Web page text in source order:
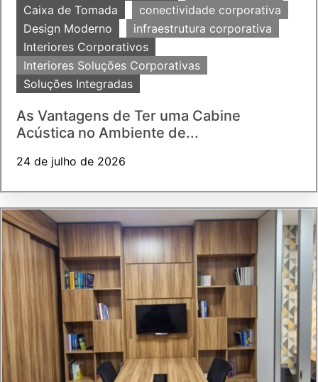
Caixa de Tomada
conectividade corporativa
Design Moderno
infraestrutura corporativa
Interiores Corporativos
Interiores Soluções Corporativas
Soluções Integradas
As Vantagens de Ter uma Cabine
Acústica no Ambiente de...
24 de julho de 2026